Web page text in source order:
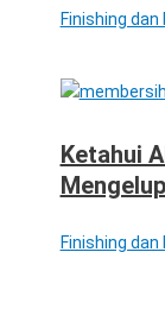
Finishing
Ketahui
Finishing